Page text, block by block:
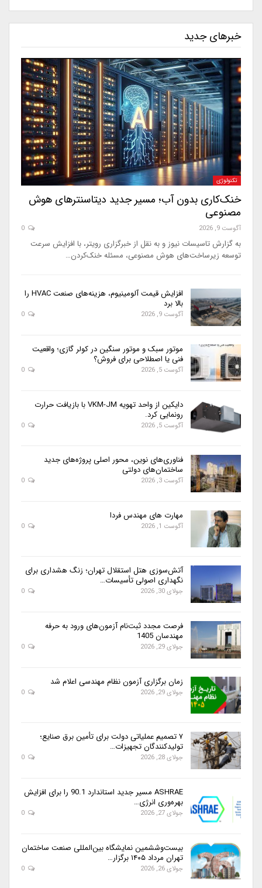
خبرهای جدید
تکنولوژی
خنک‌کاری بدون آب؛ مسیر جدید دیتاسنترهای هوش
مصنوعی
آگوست 9, 2026
به گزارش تاسیسات نیوز و به نقل از خبرگزاری رویتر، با افزایش سرعت
توسعه زیرساخت‌های هوش مصنوعی، مسئله خنک‌کردن…
افزایش قیمت آلومینیوم، هزینه‌های صنعت HVAC را
بالا برد
آگوست 9, 2026
موتور سبک و موتور سنگین در کولر گازی؛ واقعیت
فنی یا اصطلاحی برای فروش؟
آگوست 5, 2026
دایکین از واحد تهویه VKM-JM با بازیافت حرارت
رونمایی کرد.
آگوست 5, 2026
فناوری‌های نوین، محور اصلی پروژه‌های جدید
ساختمان‌های دولتی
آگوست 3, 2026
مهارت های مهندس فردا
آگوست 1, 2026
آتش‌سوزی هتل استقلال تهران؛ زنگ هشداری برای
نگهداری اصولی تأسیسات…
جولای 30, 2026
فرصت مجدد ثبت‌نام آزمون‌های ورود به حرفه
مهندسان 1405
جولای 29, 2026
زمان برگزاری آزمون نظام مهندسی اعلام شد
جولای 29, 2026
۷ تصمیم عملیاتی دولت برای تأمین برق صنایع؛
تولیدکنندگان تجهیزات…
جولای 28, 2026
ASHRAE مسیر جدید استاندارد 90.1 را برای افزایش
بهره‌وری انرژی…
جولای 27, 2026
بیست‌وششمین نمایشگاه بین‌المللی صنعت ساختمان
تهران مرداد ۱۴۰۵ برگزار…
جولای 26, 2026